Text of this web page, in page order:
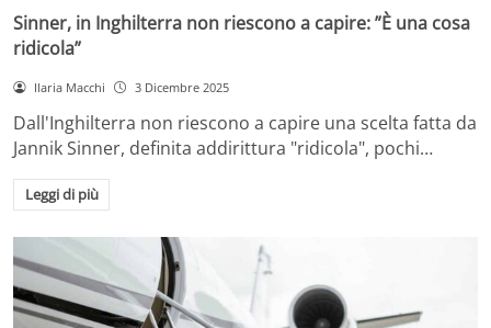
Sinner, in Inghilterra non riescono a capire: ”È una cosa
ridicola”
Ilaria Macchi 3 Dicembre 2025
Dall'Inghilterra non riescono a capire una scelta fatta da
Jannik Sinner, definita addirittura "ridicola", pochi…
Leggi di più